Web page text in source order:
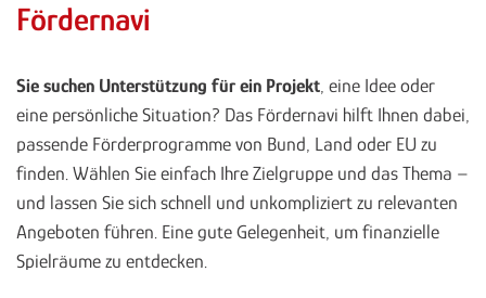
Fördernavi
Sie suchen Unterstützung für ein Projekt, eine Idee oder
eine persönliche Situation? Das Fördernavi hilft Ihnen dabei,
passende Förderprogramme von Bund, Land oder EU zu
finden. Wählen Sie einfach Ihre Zielgruppe und das Thema –
und lassen Sie sich schnell und unkompliziert zu relevanten
Angeboten führen. Eine gute Gelegenheit, um finanzielle
Spielräume zu entdecken.